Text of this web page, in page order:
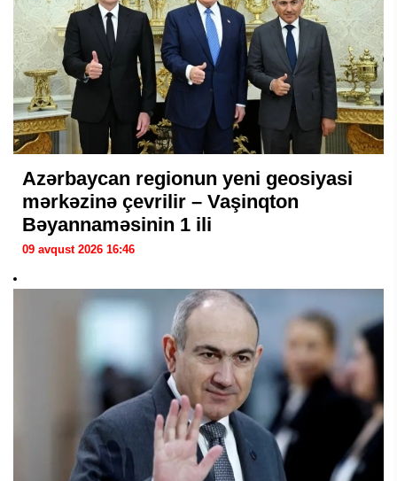
Azərbaycan regionun yeni geosiyasi
mərkəzinə çevrilir – Vaşinqton
Bəyannaməsinin 1 ili
09 avqust 2026 16:46